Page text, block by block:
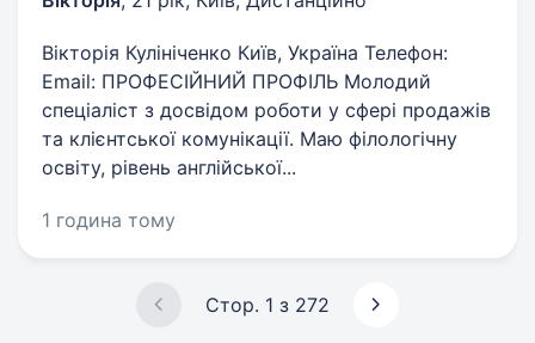
Вікторія Кулініченко Київ, Україна Телефон:
Email: ПРОФЕСІЙНИЙ ПРОФІЛЬ Молодий
спеціаліст з досвідом роботи у сфері продажів
та клієнтської комунікації. Маю філологічну
освіту, рівень англійської...
1 година тому
Стор. 1 з 272